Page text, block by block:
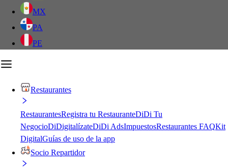
MX
PA
PE
Restaurantes
RestaurantesRegistra tu RestauranteDiDi Tu
NegocioDiDigitalízateDiDi AdsImpuestosRestaurantes FAQKit
DigitalGuías de uso de la app
Socio Repartidor